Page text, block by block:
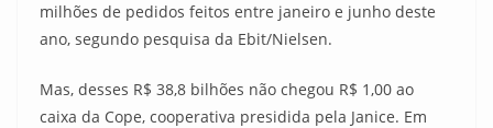
milhões de pedidos feitos entre janeiro e junho deste
ano, segundo pesquisa da Ebit/Nielsen.
Mas, desses R$ 38,8 bilhões não chegou R$ 1,00 ao
caixa da Cope, cooperativa presidida pela Janice. Em